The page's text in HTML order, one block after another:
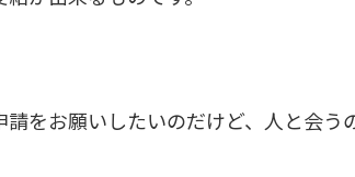
をお願いしたいのだけど、人と会